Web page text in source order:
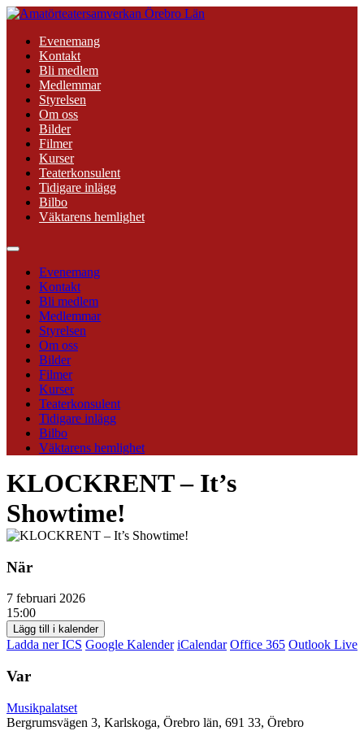
Hoppa
innehållEvenemang
Kontakt
Bli medlem
Medlemmar
Styrelsen
Om oss
Bilder
Filmer
Kurser
Teaterkonsulent
Tidigare inlägg
Bilbo
Väktarens hemlighet
Evenemang
Kontakt
Bli medlem
Medlemmar
Styrelsen
Om oss
Bilder
Filmer
Kurser
Teaterkonsulent
Tidigare inlägg
Bilbo
Väktarens hemlighet
KLOCKRENT – It’s
Showtime!
När
7 februari 2026
15:00
Lägg till i kalender
Ladda ner ICS Google Kalender iCalendar Office 365 Outlook Live
Var
Musikpalatset
Bergrumsvägen 3, Karlskoga, Örebro län, 691 33, Örebro